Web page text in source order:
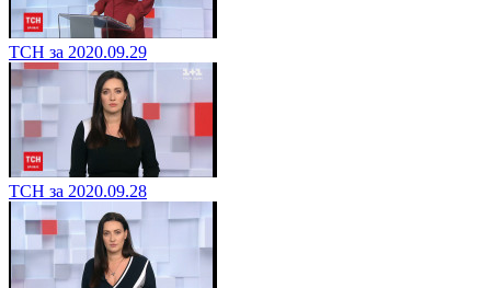
ТСН за 2020.09.29
ТСН за 2020.09.28